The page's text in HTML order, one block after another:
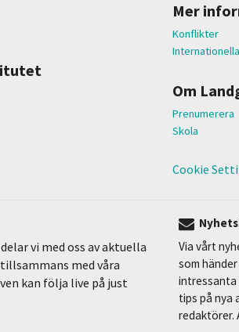
Mer
Konflikter
Om
Prenumerera
Skola
Cookie
vi med oss av aktuella
med våra
kan följa live på just
Via vårt
som
intressanta
tips på nya
redaktörer.